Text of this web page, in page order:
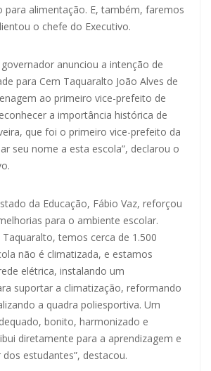
para alimentação. E, também, faremos
o chefe do Executivo.
anunciou a intenção de
para Cem Taquaralto João Alves de
ao primeiro vice-prefeito de
a importância histórica de
que foi o primeiro vice-prefeito da
seu nome a esta escola”, declarou o
da Educação, Fábio Vaz, reforçou
para o ambiente escolar.
Taquaralto, temos cerca de 1.500
não é climatizada, e estamos
elétrica, instalando um
suportar a climatização, reformando
a quadra poliesportiva. Um
bonito, harmonizado e
diretamente para a aprendizagem e
estudantes”, destacou.